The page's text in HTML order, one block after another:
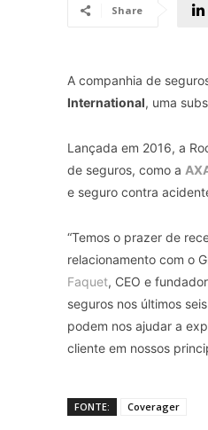
Share
A companhia de
International, uma
Lançada em 2016, a
de seguros, como a
e seguro contra
“Temos o prazer de
relacionamento com o
Faquet, CEO e
seguros nos últimos
podem nos ajudar a
cliente em nossos
FONTE: Coverager